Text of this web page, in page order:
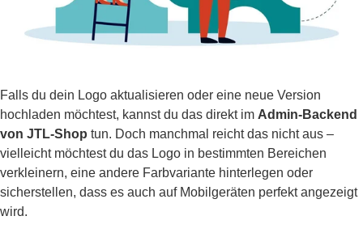
Falls du dein Logo aktualisieren oder eine neue Version
hochladen möchtest, kannst du das direkt im Admin-Backend
von JTL-Shop tun. Doch manchmal reicht das nicht aus –
vielleicht möchtest du das Logo in bestimmten Bereichen
verkleinern, eine andere Farbvariante hinterlegen oder
sicherstellen, dass es auch auf Mobilgeräten perfekt angezeigt
wird.